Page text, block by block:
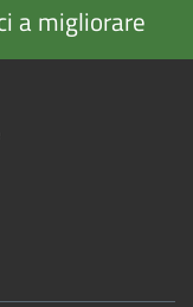
a migliorare